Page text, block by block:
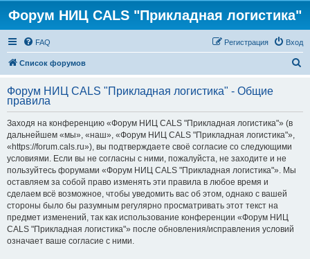
Форум НИЦ CALS "Прикладная логистика"
FAQ Вход
Регистрация
Список форумов
с
Форум НИЦ CALS "Прикладная логистика" - Общие
правила
Заходя на конференцию «Форум НИЦ CALS "Прикладная логистика"» (в
дальнейшем «мы», «наш», «Форум НИЦ CALS "Прикладная логистика"»,
«https://forum.cals.ru»), вы подтверждаете своё согласие со следующими
условиями. Если вы не согласны с ними, пожалуйста, не заходите и не
пользуйтесь форумами «Форум НИЦ CALS "Прикладная логистика"». Мы
оставляем за собой право изменять эти правила в любое время и
сделаем всё возможное, чтобы уведомить вас об этом, однако с вашей
стороны было бы разумным регулярно просматривать этот текст на
предмет изменений, так как использование конференции «Форум НИЦ
CALS "Прикладная логистика"» после обновления/исправления условий
означает ваше согласие с ними.